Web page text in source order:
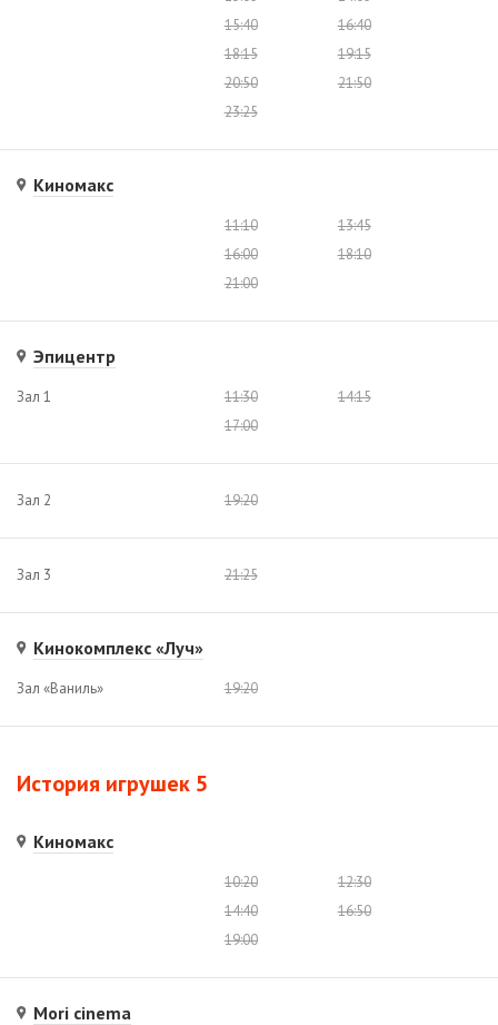
15:40
16:40
18:15
19:15
20:50
21:50
23:25
Киномакс
11:10
13:45
16:00
18:10
21:00
Эпицентр
Зал 1 11:30
14:15
17:00
Зал 2 19:20
Зал 3 21:25
Кинокомплекс «Луч»
Зал «Ваниль» 19:20
История игрушек 5
Киномакс
10:20
12:30
14:40
16:50
19:00
Mori cinema